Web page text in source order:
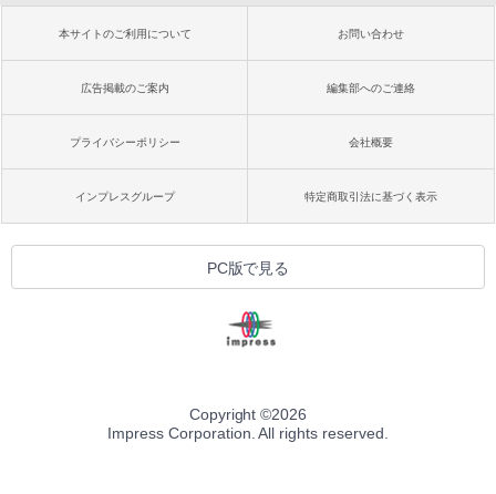
本サイトのご利用について お問い合わせ
広告掲載のご案内 編集部へのご連絡
プライバシーポリシー 会社概要
インプレスグループ 特定商取引法に基づく表示
PC版で見る
Copyright ©2026
Impress Corporation. All rights reserved.